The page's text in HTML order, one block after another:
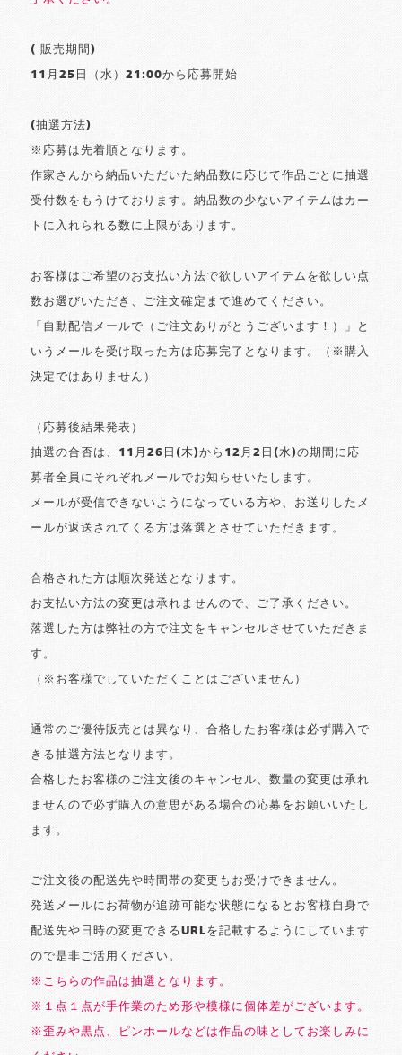
( 販売期間)
11月25日（水）21:00から応募開始
(抽選方法)
※応募は先着順となります。
作家さんから納品いただいた納品数に応じて作品ごとに抽選
受付数をもうけております。納品数の少ないアイテムはカー
トに入れられる数に上限があります。
お客様はご希望のお支払い方法で欲しいアイテムを欲しい点
数お選びいただき、ご注文確定まで進めてください。
「自動配信メールで（ご注文ありがとうございます！）」と
いうメールを受け取った方は応募完了となります。（※購入
決定ではありません）
（応募後結果発表）
抽選の合否は、11月26日(木)から12月2日(水)の期間に応
募者全員にそれぞれメールでお知らせいたします。
メールが受信できないようになっている方や、お送りしたメ
ールが返送されてくる方は落選とさせていただきます。
合格された方は順次発送となります。
お支払い方法の変更は承れませんので、ご了承ください。
落選した方は弊社の方で注文をキャンセルさせていただきま
す。
（※お客様でしていただくことはございません）
通常のご優待販売とは異なり、合格したお客様は必ず購入で
きる抽選方法となります。
合格したお客様のご注文後のキャンセル、数量の変更は承れ
ませんので必ず購入の意思がある場合の応募をお願いいたし
ます。
ご注文後の配送先や時間帯の変更もお受けできません。
発送メールにお荷物が追跡可能な状態になるとお客様自身で
配送先や日時の変更できるURLを記載するようにしています
ので是非ご活用ください。
※こちらの作品は抽選となります。
※１点１点が手作業のため形や模様に個体差がございます。
※歪みや黒点、ピンホールなどは作品の味としてお楽しみに